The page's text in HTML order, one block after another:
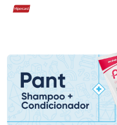
Hipercard
Promoção em